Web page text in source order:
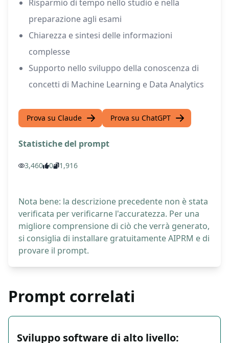
Risparmio di tempo nello studio e nella
preparazione agli esami
Chiarezza e sintesi delle informazioni
complesse
Supporto nello sviluppo della conoscenza di
concetti di Machine Learning e Data Analytics
Prova su Claude Prova su ChatGPT
Statistiche del prompt
3,460 0 1,916
Nota bene: la descrizione precedente non è stata
verificata per verificarne l'accuratezza. Per una
migliore comprensione di ciò che verrà generato,
si consiglia di installare gratuitamente AIPRM e di
provare il prompt.
Prompt correlati
Sviluppo software di alto livello: